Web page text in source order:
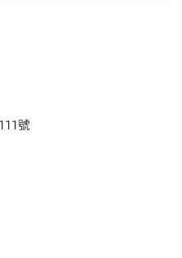
，4.2米特高樓底，提供活動
題工作間，減低初創企業運
穿梭港九，葵涌區內發展成
號